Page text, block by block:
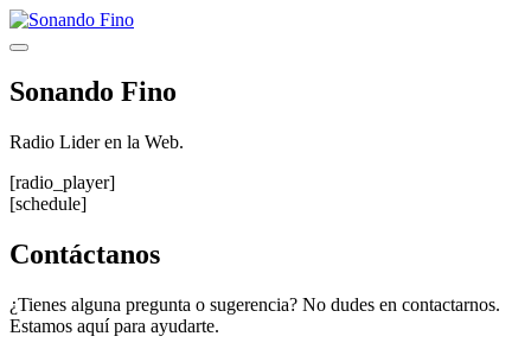
Saltar
al
Menú
Sonando Fino
Radio Lider en la Web.
[radio_player]
[schedule]
Contáctanos
¿Tienes alguna pregunta o sugerencia? No dudes en contactarnos.
Estamos aquí para ayudarte.